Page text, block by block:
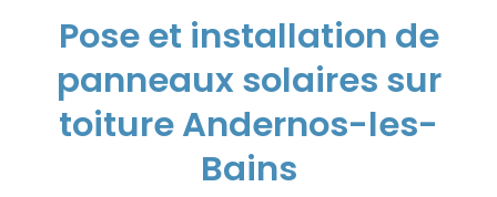
Pose et installation de
panneaux solaires sur
toiture Andernos-les-
Bains